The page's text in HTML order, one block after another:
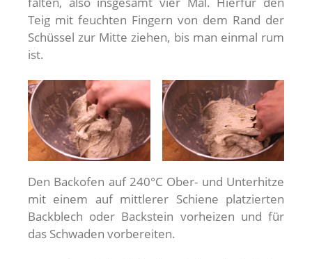
Teig mit feuchten Fingern von dem Rand der
Schüssel zur Mitte ziehen, bis man einmal rum
ist.
Den Backofen auf 240°C Ober- und Unterhitze
mit einem auf mittlerer Schiene platzierten
Backblech oder Backstein vorheizen und für
das Schwaden vorbereiten.